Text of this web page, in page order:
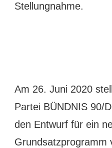
Stellungnahme.
Am 26. Juni 2020
Partei BÜNDNIS 90/
den Entwurf für ein
Grundsatzprogramm